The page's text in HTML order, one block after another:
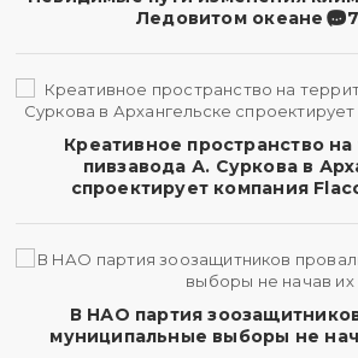
Ледовитом океане
Креативное пространство
пивзавода А. Суркова в
спроектирует компания
В НАО партия
муниципальные выборы не